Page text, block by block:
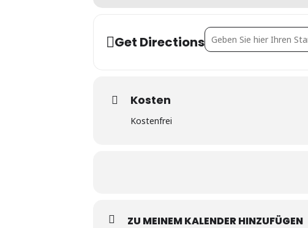
Get DirectionsAddress - Wie gut ist das
Kosten
Kostenfrei
ZU MEINEM KALENDER HINZUFÜGEN